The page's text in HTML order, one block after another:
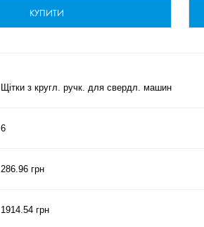
КУПИТИ
Щітки з кругл. ручк. для свердл. машин
6
286.96 грн
1914.54 грн